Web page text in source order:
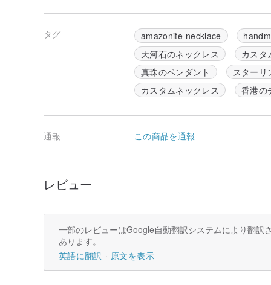
タグ amazonite necklace
天河石のネックレス
カスタ
真珠のペンダント
スターリ
カスタムネックレス
香港の
通報 この商品を通報
レビュー
一部のレビューはGoogle自動翻訳システムにより翻訳
あります。
英語に翻訳
原文を表示